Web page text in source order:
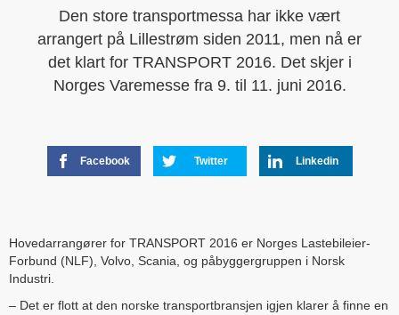
Den store transportmessa har ikke vært
arrangert på Lillestrøm siden 2011, men nå er
det klart for TRANSPORT 2016. Det skjer i
Norges Varemesse fra 9. til 11. juni 2016.
Facebook Twitter Linkedin
Hovedarrangører for TRANSPORT 2016 er Norges Lastebileier-
Forbund (NLF), Volvo, Scania, og påbyggergruppen i Norsk
Industri.
– Det er flott at den norske transportbransjen igjen klarer å finne en